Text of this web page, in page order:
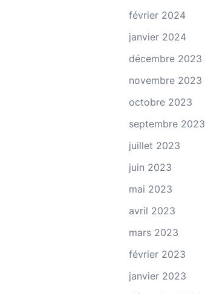
février 2024
janvier 2024
décembre 2023
novembre 2023
octobre 2023
septembre 2023
juillet 2023
juin 2023
mai 2023
avril 2023
mars 2023
février 2023
janvier 2023